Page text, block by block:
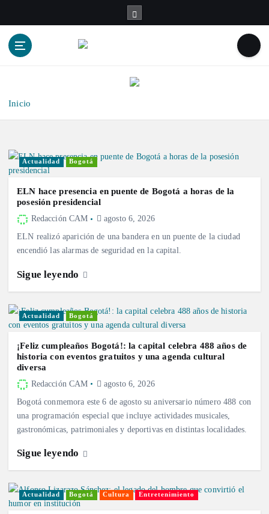
Inicio
Actualidad Bogotá
ELN hace presencia en puente de Bogotá a horas de la
posesión presidencial
Redacción CAM agosto 6, 2026
ELN realizó aparición de una bandera en un puente de la ciudad
encendió las alarmas de seguridad en la capital.
Sigue leyendo
Actualidad Bogotá
¡Feliz cumpleaños Bogotá!: la capital celebra 488 años de
historia con eventos gratuitos y una agenda cultural
diversa
Redacción CAM agosto 6, 2026
Bogotá conmemora este 6 de agosto su aniversario número 488 con
una programación especial que incluye actividades musicales,
gastronómicas, patrimoniales y deportivas en distintas localidades.
Sigue leyendo
Actualidad Bogotá Cultura Entretenimiento